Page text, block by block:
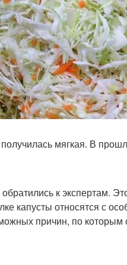
мягкая. В
обратились к
капусты относятся с
причин, по